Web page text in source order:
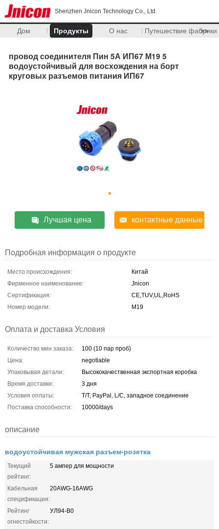
Shenzhen Jnicon Technology Co., Ltd.
Дом Продукты О нас Путешествие фабрики
>>
провод соединителя Пин 5А ИП67 М19 5
водоустойчивый для восхождения на борт
круговых разъемов питания ИП67
Лучшая цена контактные данные
Подробная информация о продукте
Место происхождения:
Китай
Фирменное наименование:
Jnicon
Сертификация:
CE,TUV,UL,RoHS
Номер модели:
М19
Оплата и доставка Условия
Количество мин заказа:
100 (10 пар проб)
Цена:
negotiable
Упаковывая детали:
Высококачественная экспортная коробка
Время доставки:
3 дня
Условия оплаты:
T/T, PayPal, L/C, западное соединение
Поставка способности:
10000/days
описание
водоустойчивая мужская разъем-розетка
Текущий
рейтинг:
5 ампер для мощности
Кабельная
спецификация:
20AWG-16AWG
Рейтинг
огнестойкости:
УЛ94-В0